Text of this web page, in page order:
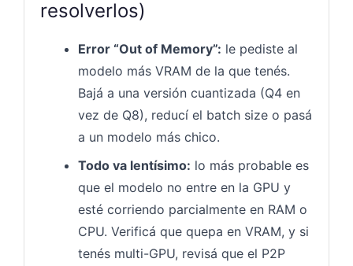
resolverlos)
Error “Out of Memory”: le pediste al
modelo más VRAM de la que tenés.
Bajá a una versión cuantizada (Q4 en
vez de Q8), reducí el batch size o pasá
a un modelo más chico.
Todo va lentísimo: lo más probable es
que el modelo no entre en la GPU y
esté corriendo parcialmente en RAM o
CPU. Verificá que quepa en VRAM, y si
tenés multi-GPU, revisá que el P2P